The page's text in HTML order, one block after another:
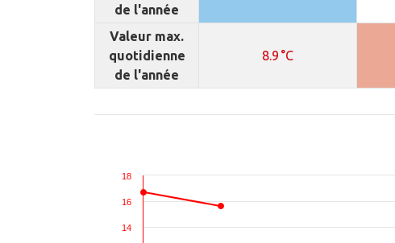
de l'année
Valeur max.
quotidienne
de l'année
8.9 °C
14
16
18